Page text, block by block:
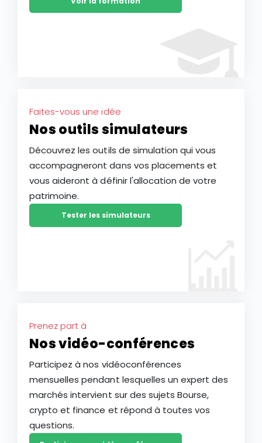
Faites-vous une idée
Nos outils simulateurs
Découvrez les outils de simulation qui vous
accompagneront dans vos placements et
vous aideront à définir l'allocation de votre
patrimoine.
Tester les simulateurs
Prenez part à
Nos vidéo-conférences
Participez à nos vidéoconférences
mensuelles pendant lesquelles un expert des
marchés intervient sur des sujets Bourse,
crypto et finance et répond à toutes vos
questions.